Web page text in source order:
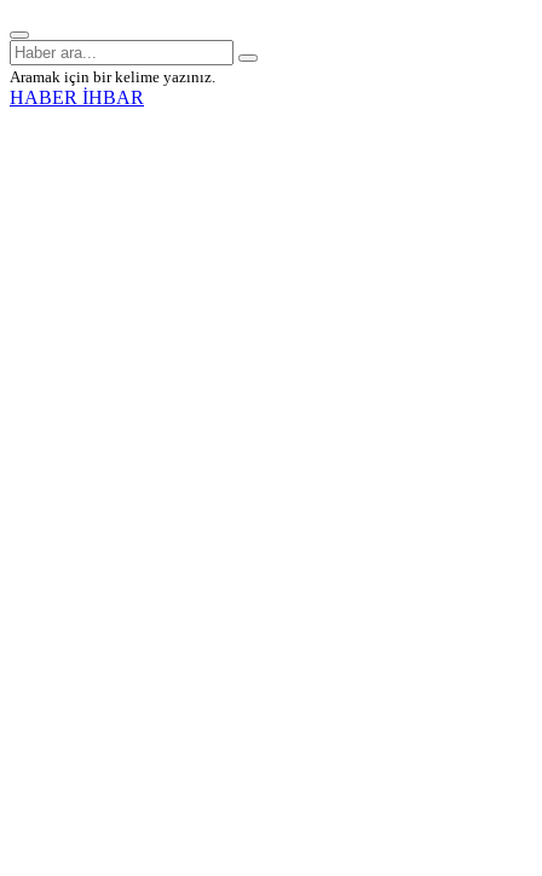
Aramak için bir kelime yazınız.
HABER İHBAR